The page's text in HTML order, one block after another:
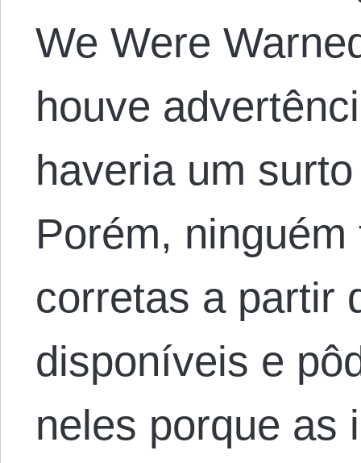
We Were
houve
haveria um
Porém,
corretas a partir
disponíveis e
neles porque as